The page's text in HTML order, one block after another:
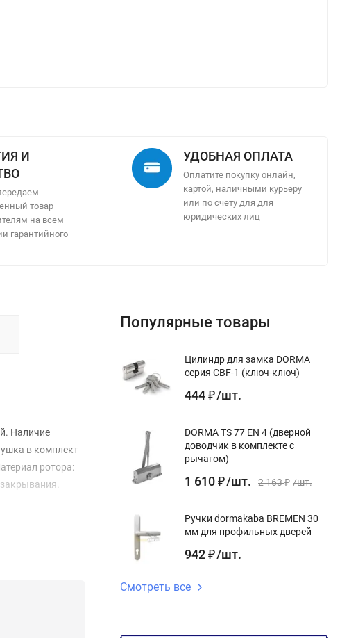
И
товар
на всем
гарантийного
УДОБНАЯ ОПЛАТА
Оплатите покупку онлайн,
картой, наличными курьеру
или по счету для для
юридических лиц
Наличие
в комплект
ротора:
Популярные товары
Цилиндр для замка DORMA
серия CBF-1 (ключ-ключ)
444 ₽ /шт.
DORMA TS 77 EN 4 (дверной
доводчик в комплекте с
рычагом)
1 610 ₽ /шт. 2 163 ₽ /шт.
Ручки dormakaba BREMEN 30
мм для профильных дверей
942 ₽ /шт.
Смотреть все